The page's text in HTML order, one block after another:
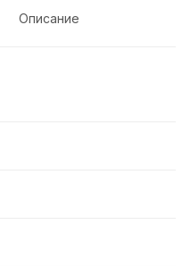
Описание